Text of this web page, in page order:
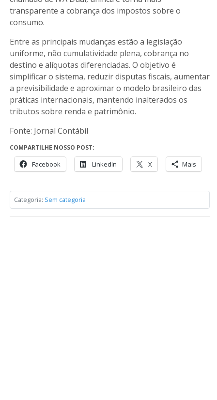
transparente a cobrança dos impostos sobre o
consumo.
Entre as principais mudanças estão a legislação
uniforme, não cumulatividade plena, cobrança no
destino e alíquotas diferenciadas. O objetivo é
simplificar o sistema, reduzir disputas fiscais, aumentar
a previsibilidade e aproximar o modelo brasileiro das
práticas internacionais, mantendo inalterados os
tributos sobre renda e patrimônio.
Fonte: Jornal Contábil
COMPARTILHE NOSSO POST:
Facebook LinkedIn X Mais
Categoria: Sem categoria